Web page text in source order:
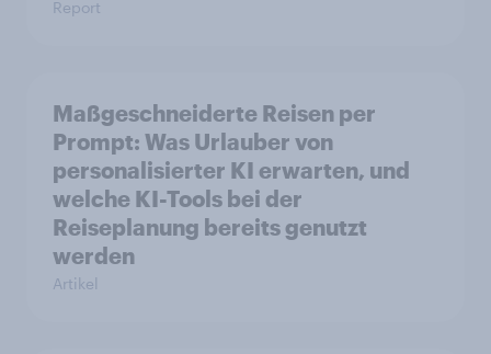
Report
Maßgeschneiderte Reisen per
Prompt: Was Urlauber von
personalisierter KI erwarten, und
welche KI-Tools bei der
Reiseplanung bereits genutzt
werden
Artikel